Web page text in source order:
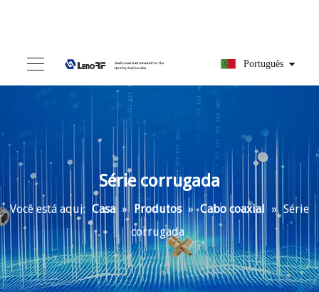
Português
Série corrugada
Você está aqui: Casa » Produtos » Cabo coaxial » Série
corrugada